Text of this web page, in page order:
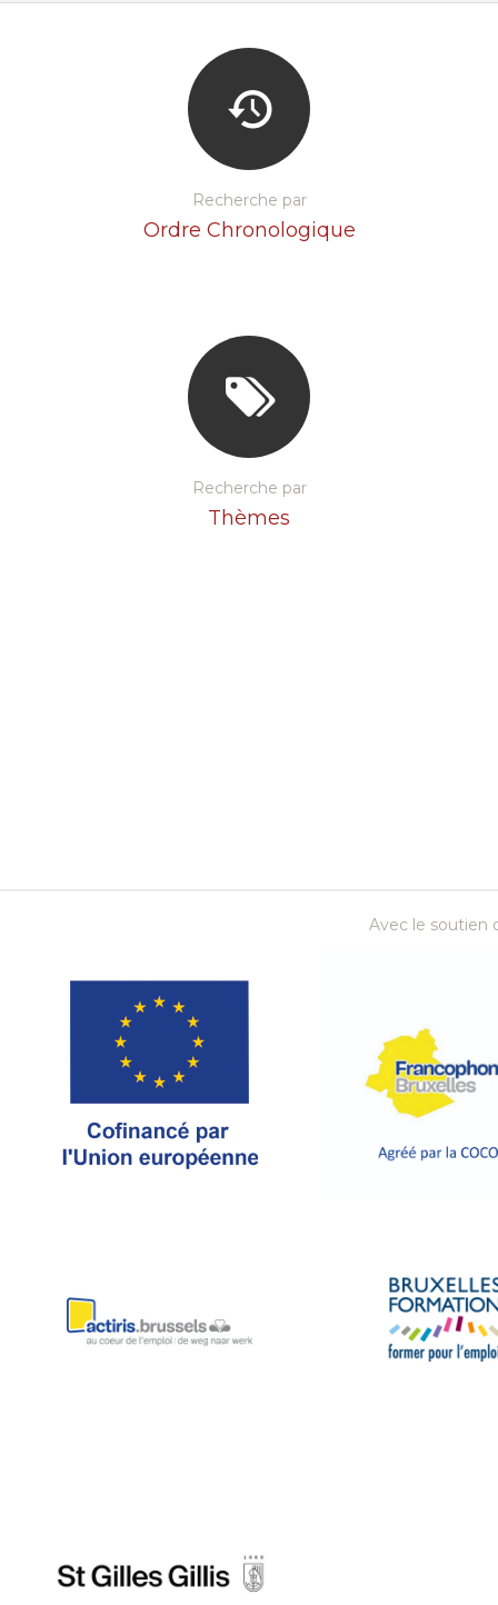
Recherche par
Ordre Chronologique
Recherche par
Thèmes
Avec le soutien